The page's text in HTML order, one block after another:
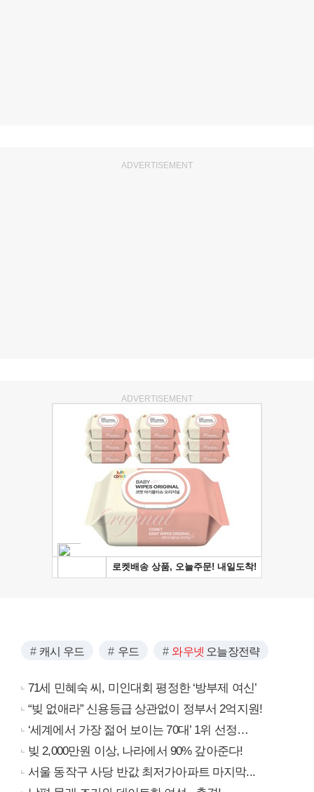
ADVERTISEMENT
ADVERTISEMENT
캐시 우드 우드 와우넷 오늘장전략
71세 민혜숙 씨, 미인대회 평정한 ‘방부제 여신’
“빚 없애라” 신용등급 상관없이 정부서 2억지원!
‘세계에서 가장 젊어 보이는 70대’ 1위 선정…
빚 2,000만원 이상, 나라에서 90% 갚아준다!
서울 동작구 사당 반값 최저가아파트 마지막...